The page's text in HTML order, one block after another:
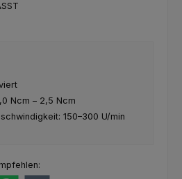
Ncm – 2,5 Ncm
150–300 U/min